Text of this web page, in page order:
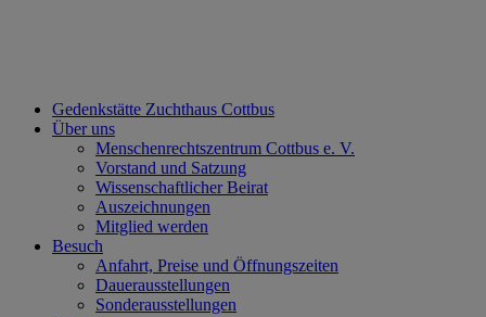
Gedenkstätte Zuchthaus Cottbus
Über uns
Menschenrechtszentrum Cottbus e. V.
Vorstand und Satzung
Wissenschaftlicher Beirat
Auszeichnungen
Mitglied werden
Besuch
Anfahrt, Preise und Öffnungszeiten
Dauerausstellungen
Sonderausstellungen